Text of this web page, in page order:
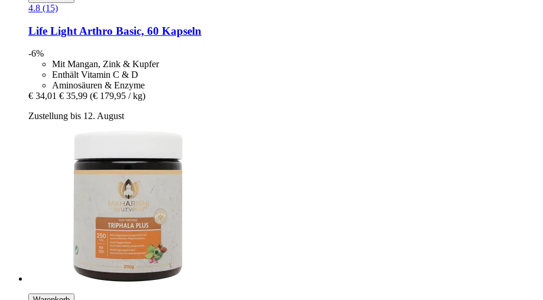
4.8 (15)
Life Light Arthro Basic, 60 Kapseln
-6%
Mit Mangan, Zink & Kupfer
Enthält Vitamin C & D
Aminosäuren & Enzyme
€ 34,01 € 35,99 (€ 179,95 / kg)
Zustellung bis 12. August